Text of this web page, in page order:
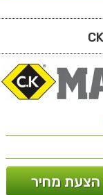
מחיר